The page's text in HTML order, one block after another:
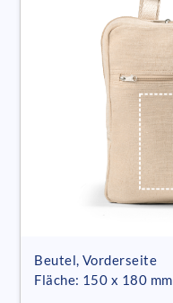
Beutel, Vorderseite
Fläche: 150 x 180 mm